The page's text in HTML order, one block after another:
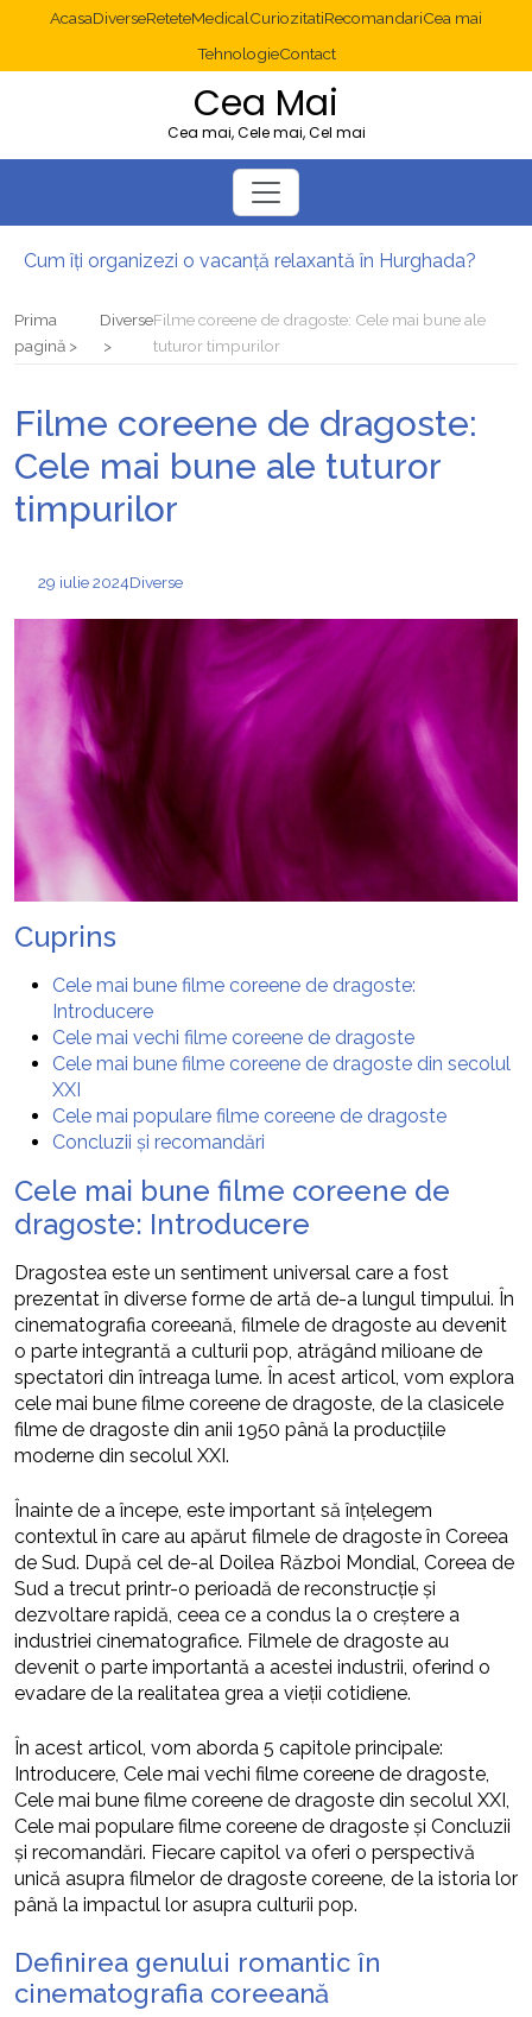
AcasaDiverseReteteMedicalCuriozitatiRecomandariCea mai
TehnologieContact
Cea Mai
Cea mai, Cele mai, Cel mai
Cum îți organizezi o vacanță relaxantă în Hurghada?
Multisite WordPress și Mastodon: cum gestionezi mai multe site-uri
Prima
pagină
DiverseFilme coreene de dragoste: Cele mai bune ale
tuturor timpurilor
Filme coreene de dragoste:
Cele mai bune ale tuturor
timpurilor
29 iulie 2024Diverse
Cuprins
Cele mai bune filme coreene de dragoste:
Introducere
Cele mai vechi filme coreene de dragoste
Cele mai bune filme coreene de dragoste din secolul
XXI
Cele mai populare filme coreene de dragoste
Concluzii și recomandări
Cele mai bune filme coreene de
dragoste: Introducere
Dragostea este un sentiment universal care a fost
prezentat în diverse forme de artă de-a lungul timpului. În
cinematografia coreeană, filmele de dragoste au devenit
o parte integrantă a culturii pop, atrăgând milioane de
spectatori din întreaga lume. În acest articol, vom explora
cele mai bune filme coreene de dragoste, de la clasicele
filme de dragoste din anii 1950 până la producțiile
moderne din secolul XXI.
Înainte de a începe, este important să înțelegem
contextul în care au apărut filmele de dragoste în Coreea
de Sud. După cel de-al Doilea Război Mondial, Coreea de
Sud a trecut printr-o perioadă de reconstrucție și
dezvoltare rapidă, ceea ce a condus la o creștere a
industriei cinematografice. Filmele de dragoste au
devenit o parte importantă a acestei industrii, oferind o
evadare de la realitatea grea a vieții cotidiene.
În acest articol, vom aborda 5 capitole principale:
Introducere, Cele mai vechi filme coreene de dragoste,
Cele mai bune filme coreene de dragoste din secolul XXI,
Cele mai populare filme coreene de dragoste și Concluzii
și recomandări. Fiecare capitol va oferi o perspectivă
unică asupra filmelor de dragoste coreene, de la istoria lor
până la impactul lor asupra culturii pop.
Definirea genului romantic în
cinematografia coreeană